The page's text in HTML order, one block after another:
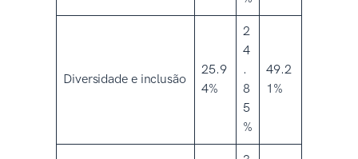
Diversidade e inclusão
25.9
4%
2
4
.
8
5
%
49.2
1%